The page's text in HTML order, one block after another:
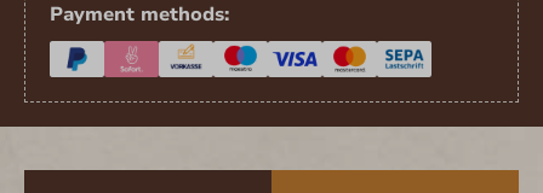
Payment methods: